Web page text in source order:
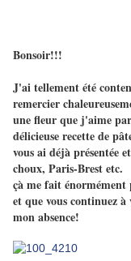
Bonsoir!!!
J'ai tellement été
remercier
une fleur que j'aime
délicieuse recette de
vous ai déjà présentée
choux, Paris-Brest etc.
çà me fait énormément
et que vous continuez
mon absence!